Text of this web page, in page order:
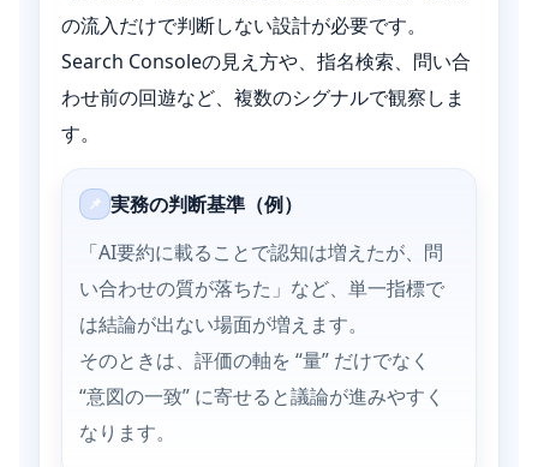
の流入だけで判断しない設計が必要です。
Search Consoleの見え方や、指名検索、問い合
わせ前の回遊など、複数のシグナルで観察しま
す。
📌 実務の判断基準（例）
「AI要約に載ることで認知は増えたが、問
い合わせの質が落ちた」など、単一指標で
は結論が出ない場面が増えます。
そのときは、評価の軸を “量” だけでなく
“意図の一致” に寄せると議論が進みやすく
なります。